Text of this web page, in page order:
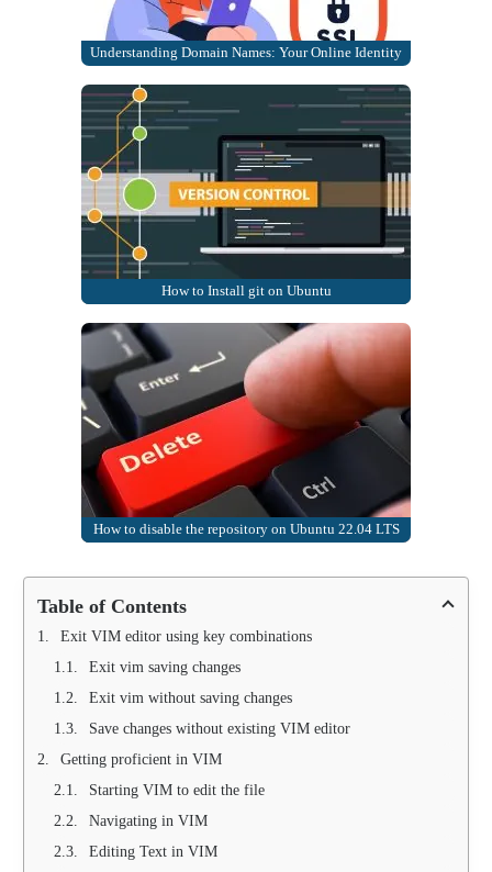
Understanding Domain Names: Your Online Identity
How to Install git on Ubuntu
How to disable the repository on Ubuntu 22.04 LTS
Table of Contents
Exit VIM editor using key combinations
Exit vim saving changes
Exit vim without saving changes
Save changes without existing VIM editor
Getting proficient in VIM
Starting VIM to edit the file
Navigating in VIM
Editing Text in VIM